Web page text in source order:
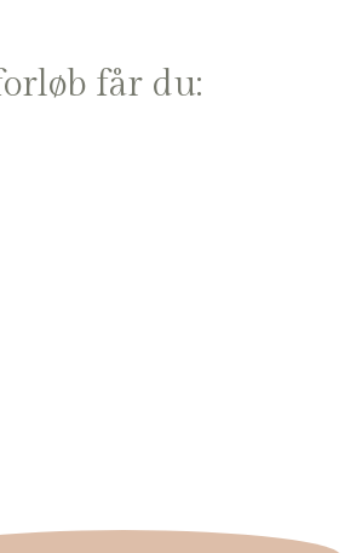
får du: